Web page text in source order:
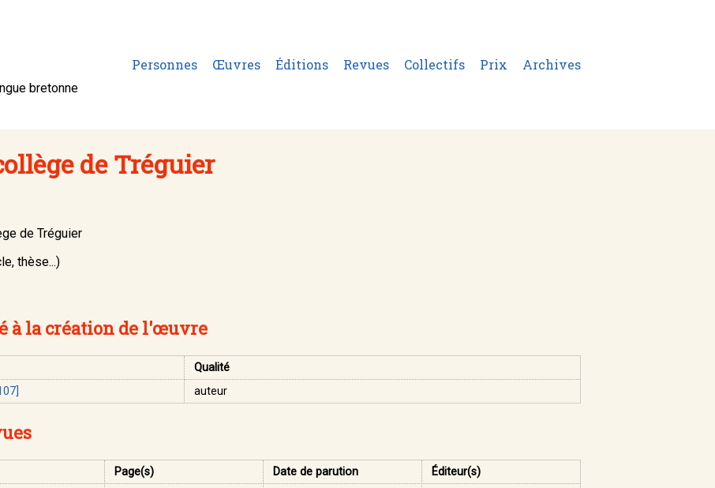
bretonne
Personnes Œuvres Éditions Revues Collectifs Prix Archives
de Tréguier
de Tréguier
thèse...)
à la création de l'œuvre
Qualité
auteur
Page(s) Date de parution
Éditeur(s)